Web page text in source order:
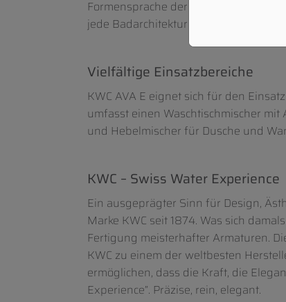
Formensprache der bekannten
jede Badarchitektur ein –
Vielfältige Einsatzbereiche
KWC AVA E eignet sich für den
umfasst einen Waschtischmischer
und Hebelmischer für Dusche und
KWC – Swiss Water Experience
Ein ausgeprägter Sinn für Design,
Marke KWC seit 1874. Was sich
Fertigung meisterhafter Armaturen.
KWC zu einem der weltbesten
ermöglichen, dass die Kraft, die
Experience”. Präzise, rein, elegant.